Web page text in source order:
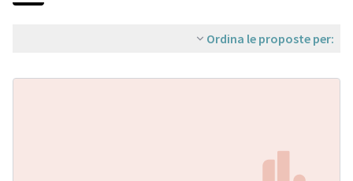
Ordina le proposte per: